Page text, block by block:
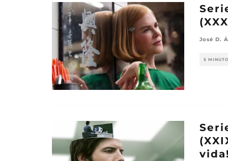
José D.
5